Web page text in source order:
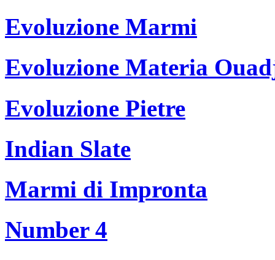
Evoluzione Marmi
Evoluzione Materia
Evoluzione Pietre
Indian Slate
Marmi di Impronta
Number 4